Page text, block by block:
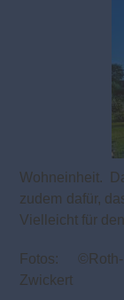
Wohneinheit.
zudem dafür,
Vielleicht für
Fotos:
Zwickert